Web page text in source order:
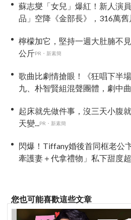
蘇志燮「女兒」爆紅！新人演
品」空降《金部長》，316萬舊
檸檬加它，堅持一週大肚腩不
公斤PR・新素簡
歌曲比劇情搶眼！《狂唱下半
九、朴智賢組混聲團體，劇中
起床就先做件事，沒三天小腹
天變...PR・新素簡
閃爆！Tiffany婚後首同框老公
牽護妻＋代拿禮物」私下甜度
您也可能喜歡這些文章